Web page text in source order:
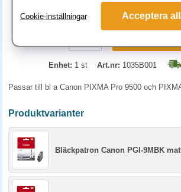
243.80 kr (inkl. moms)
Enhet: 1 st Art.nr: 1035B001
Passar till bl a Canon PIXMA Pro 9500 och
Produktvarianter
Bläckpatron Canon PGI-9MBK
Cookie-inställningar Acceptera